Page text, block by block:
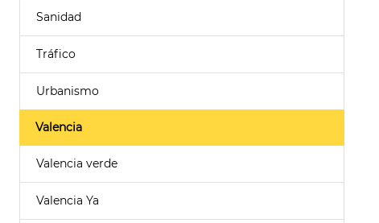
Sanidad
Tráfico
Urbanismo
Valencia
Valencia verde
Valencia Ya